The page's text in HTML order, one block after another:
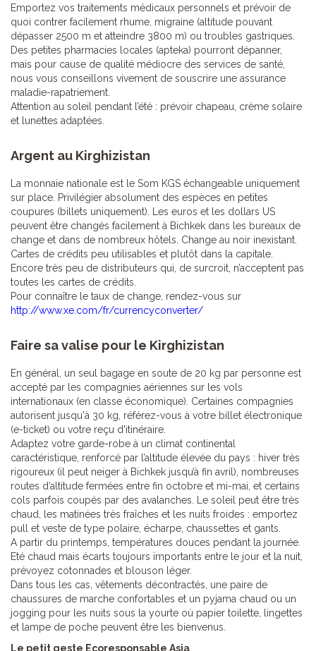
Emportez vos traitements médicaux personnels et prévoir de
quoi contrer facilement rhume, migraine (altitude pouvant
dépasser 2500 m et atteindre 3800 m) ou troubles gastriques.
Des petites pharmacies locales (apteka) pourront dépanner,
mais pour cause de qualité médiocre des services de santé,
nous vous conseillons vivement de souscrire une assurance
maladie-rapatriement.
Attention au soleil pendant l’été : prévoir chapeau, crème solaire
et lunettes adaptées.
Argent au Kirghizistan
La monnaie nationale est le Som KGS échangeable uniquement
sur place. Privilégier absolument des espèces en petites
coupures (billets uniquement). Les euros et les dollars US
peuvent être changés facilement à Bichkek dans les bureaux de
change et dans de nombreux hôtels. Change au noir inexistant.
Cartes de crédits peu utilisables et plutôt dans la capitale.
Encore très peu de distributeurs qui, de surcroit, n’acceptent pas
toutes les cartes de crédits.
Pour connaître le taux de change, rendez-vous sur
http://www.xe.com/fr/currencyconverter/
Faire sa valise pour le Kirghizistan
En général, un seul bagage en soute de 20 kg par personne est
accepté par les compagnies aériennes sur les vols
internationaux (en classe économique). Certaines compagnies
autorisent jusqu'à 30 kg, référez-vous à votre billet électronique
(e-ticket) ou votre reçu d'itinéraire.
Adaptez votre garde-robe à un climat continental
caractéristique, renforcé par l’altitude élevée du pays : hiver très
rigoureux (il peut neiger à Bichkek jusqu’à fin avril), nombreuses
routes d’altitude fermées entre fin octobre et mi-mai, et certains
cols parfois coupés par des avalanches. Le soleil peut être très
chaud, les matinées très fraîches et les nuits froides : emportez
pull et veste de type polaire, écharpe, chaussettes et gants.
A partir du printemps, températures douces pendant la journée.
Eté chaud mais écarts toujours importants entre le jour et la nuit,
prévoyez cotonnades et blouson léger.
Dans tous les cas, vêtements décontractés, une paire de
chaussures de marche confortables et un pyjama chaud ou un
jogging pour les nuits sous la yourte où papier toilette, lingettes
et lampe de poche peuvent être les bienvenus.
Le petit geste Ecoresponsable Asia